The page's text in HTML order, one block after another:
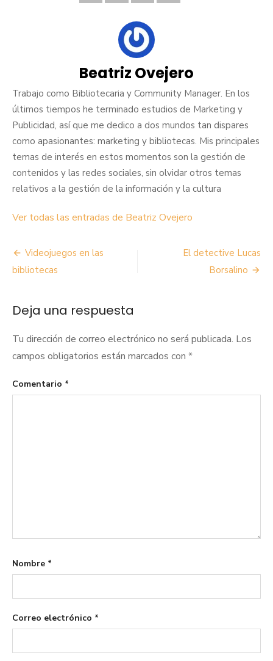
Beatriz Ovejero
Trabajo como Bibliotecaria y Community Manager. En los
últimos tiempos he terminado estudios de Marketing y
Publicidad, así que me dedico a dos mundos tan dispares
como apasionantes: marketing y bibliotecas. Mis principales
temas de interés en estos momentos son la gestión de
contenidos y las redes sociales, sin olvidar otros temas
relativos a la gestión de la información y la cultura
Ver todas las entradas de Beatriz Ovejero
Navegación
de
Videojuegos en las
bibliotecas
El detective Lucas
Borsalino
Deja una respuesta
Tu dirección de correo electrónico no será publicada. Los
campos obligatorios están marcados con *
Comentario *
Nombre *
Correo electrónico *